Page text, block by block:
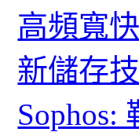
高頻寬
新儲存
Sophos: